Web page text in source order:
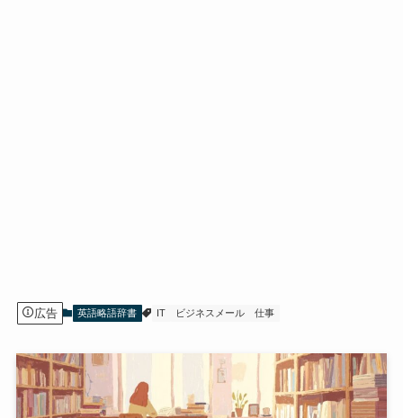
広告 英語略語辞書 IT ビジネスメール 仕事